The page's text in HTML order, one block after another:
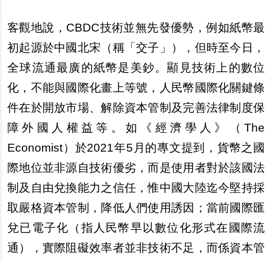
客觀地說 ，CBDC技術並無先發優勢，例如紙幣最
初起源於中國北宋（稱「交子」），但時至今日，
全球流通最廣的紙幣是美鈔。顯見技術上的數位
化，不能與國際化畫上等號，人民幣國際化關鍵條
件在於開放市場、解除資本管制及完善法律制度保
障外國人權益等。如《經濟學人》（The
Economist）於2021年5月的專文提到，貨幣之國
際地位並非源自技術優劣，而是使用者對於該國法
制及自由兌換能力之信任，惟中國大陸迄今堅持採
取嚴格資本管制，降低人們使用誘因；當前國際匯
兌已電子化（指人民幣早以數位化形式在國際流
通），實際阻礙效率者並非技術不足，而係資本管